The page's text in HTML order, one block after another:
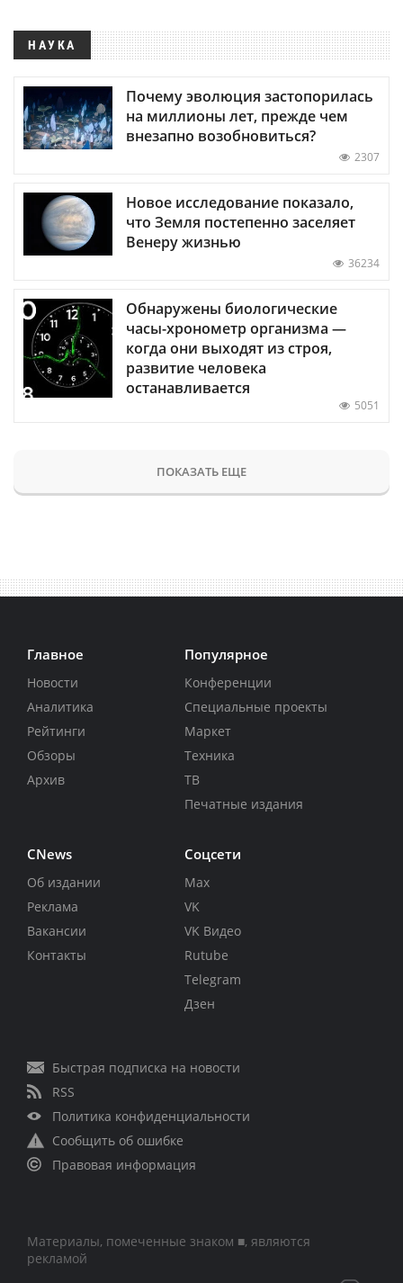
НАУКА
Почему эволюция застопорилась
на миллионы лет, прежде чем
внезапно возобновиться?
2307
Новое исследование показало,
что Земля постепенно заселяет
Венеру жизнью
36234
Обнаружены биологические
часы-хронометр организма —
когда они выходят из строя,
развитие человека
останавливается
5051
ПОКАЗАТЬ ЕЩЕ
Главное
Новости
Аналитика
Рейтинги
Обзоры
Архив
Популярное
Конференции
Специальные проекты
Маркет
Техника
ТВ
Печатные издания
CNews
Об издании
Реклама
Вакансии
Контакты
Соцсети
Max
VK
VK Видео
Rutube
Telegram
Дзен
Быстрая подписка на новости
RSS
Политика конфиденциальности
Сообщить об ошибке
Правовая информация
Материалы, помеченные знаком ■, являются
рекламой